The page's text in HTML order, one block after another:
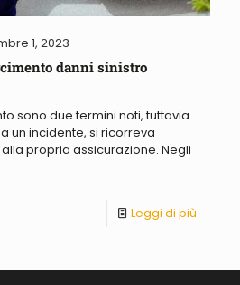
1, 2023
danni sinistro
sono due termini noti, tuttavia
un incidente, si ricorreva
propria assicurazione. Negli
Leggi di più